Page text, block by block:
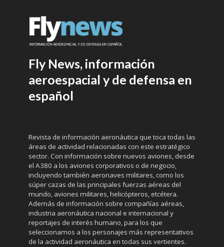
Fly News, información
aeroespacial y de defensa en
español
Revista de información aeronáutica que toca todas las
áreas de actividad relacionadas con este estratégico
sector. Con información sobre nuevos aviones, desde
el A380 a los aviones corporativos o de negocio,
incluyendo también aeronaves militares, como los
súper cazas de las principales fuerzas aéreas del
mundo, aviones militares, helicópteros, etcétera.
Además de información sobre compañías aéreas,
industria aeronáutica nacional e internacional y
reportajes de interés humano, para los que
seleccionamos a los personajes más representativos
de la actividad aeronáutica en todas sus vertientes.